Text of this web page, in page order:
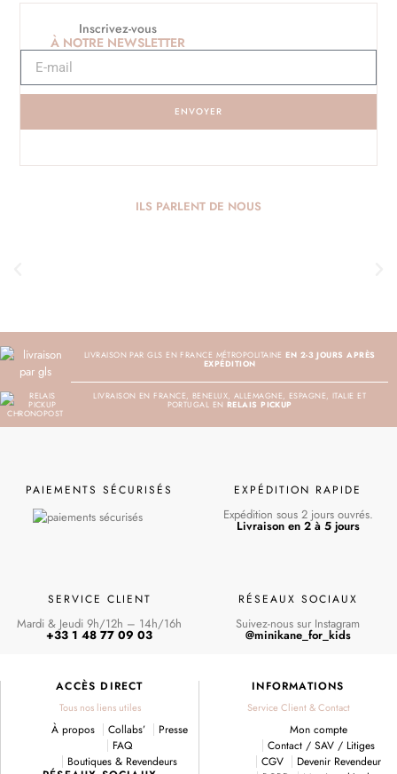
Inscrivez-vous
À NOTRE NEWSLETTER
ENVOYER
ILS PARLENT DE NOUS
LIVRAISON PAR GLS EN FRANCE MÉTROPOLITAINEEN 2-3 JOURS APRÈS
EXPÉDITION
LIVRAISON EN FRANCE, BENELUX, ALLEMAGNE, ESPAGNE, ITALIE ET
PORTUGAL EN RELAIS PICKUP
PAIEMENTS SÉCURISÉS EXPÉDITION RAPIDE
Expédition sous 2 jours ouvrés.
Livraison en 2 à 5 jours
SERVICE CLIENT
Mardi & Jeudi 9h/12h – 14h/16h
+33 1 48 77 09 03
RÉSEAUX SOCIAUX
Suivez-nous sur Instagram
@minikane_for_kids
ACCÈS DIRECT
Tous nos liens utiles
À propos Collabs’
Presse
FAQ
Boutiques & Revendeurs
INFORMATIONS
Service Client & Contact
Mon compte
Contact / SAV / Litiges
CGV
Devenir Revendeur